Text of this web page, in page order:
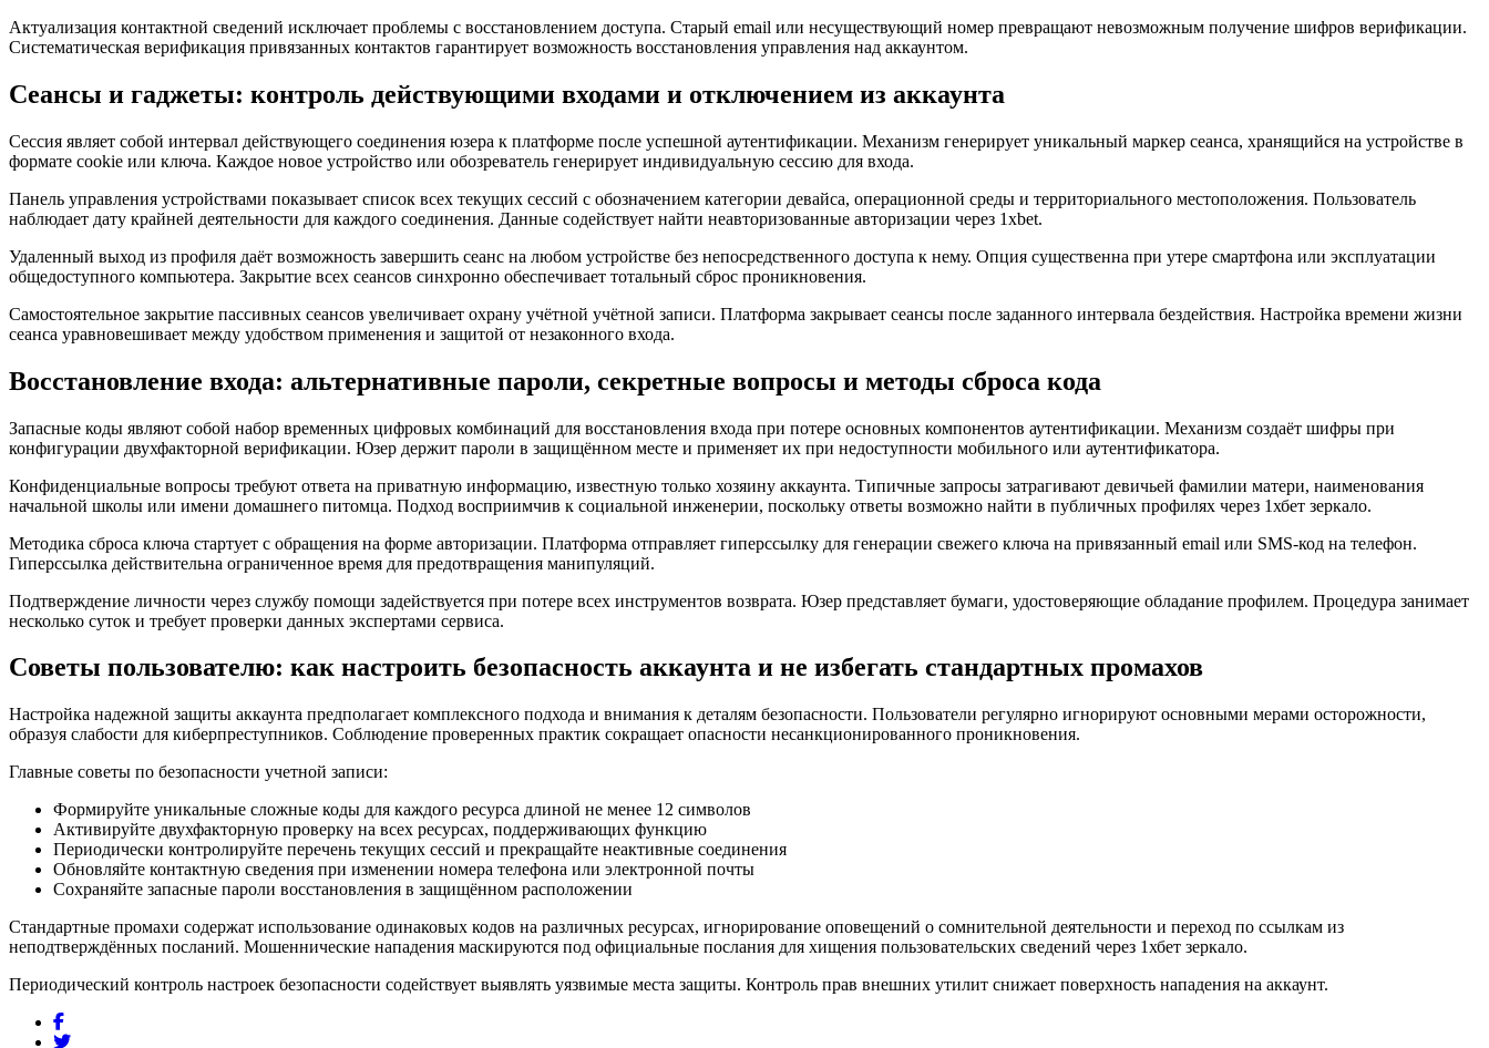
Актуализация контактной сведений исключает проблемы с восстановлением доступа. Старый email или несуществующий номер превращают невозможным получение шифров верификации.
Систематическая верификация привязанных контактов гарантирует возможность восстановления управления над аккаунтом.
Сеансы и гаджеты: контроль действующими входами и отключением из аккаунта
Сессия являет собой интервал действующего соединения юзера к платформе после успешной аутентификации. Механизм генерирует уникальный маркер сеанса, хранящийся на устройстве в
формате cookie или ключа. Каждое новое устройство или обозреватель генерирует индивидуальную сессию для входа.
Панель управления устройствами показывает список всех текущих сессий с обозначением категории девайса, операционной среды и территориального местоположения. Пользователь
наблюдает дату крайней деятельности для каждого соединения. Данные содействует найти неавторизованные авторизации через 1xbet.
Удаленный выход из профиля даёт возможность завершить сеанс на любом устройстве без непосредственного доступа к нему. Опция существенна при утере смартфона или эксплуатации
общедоступного компьютера. Закрытие всех сеансов синхронно обеспечивает тотальный сброс проникновения.
Самостоятельное закрытие пассивных сеансов увеличивает охрану учётной учётной записи. Платформа закрывает сеансы после заданного интервала бездействия. Настройка времени жизни
сеанса уравновешивает между удобством применения и защитой от незаконного входа.
Восстановление входа: альтернативные пароли, секретные вопросы и методы сброса кода
Запасные коды являют собой набор временных цифровых комбинаций для восстановления входа при потере основных компонентов аутентификации. Механизм создаёт шифры при
конфигурации двухфакторной верификации. Юзер держит пароли в защищённом месте и применяет их при недоступности мобильного или аутентификатора.
Конфиденциальные вопросы требуют ответа на приватную информацию, известную только хозяину аккаунта. Типичные запросы затрагивают девичьей фамилии матери, наименования
начальной школы или имени домашнего питомца. Подход восприимчив к социальной инженерии, поскольку ответы возможно найти в публичных профилях через 1хбет зеркало.
Методика сброса ключа стартует с обращения на форме авторизации. Платформа отправляет гиперссылку для генерации свежего ключа на привязанный email или SMS-код на телефон.
Гиперссылка действительна ограниченное время для предотвращения манипуляций.
Подтверждение личности через службу помощи задействуется при потере всех инструментов возврата. Юзер представляет бумаги, удостоверяющие обладание профилем. Процедура занимает
несколько суток и требует проверки данных экспертами сервиса.
Советы пользователю: как настроить безопасность аккаунта и не избегать стандартных промахов
Настройка надежной защиты аккаунта предполагает комплексного подхода и внимания к деталям безопасности. Пользователи регулярно игнорируют основными мерами осторожности,
образуя слабости для киберпреступников. Соблюдение проверенных практик сокращает опасности несанкционированного проникновения.
Главные советы по безопасности учетной записи:
Формируйте уникальные сложные коды для каждого ресурса длиной не менее 12 символов
Активируйте двухфакторную проверку на всех ресурсах, поддерживающих функцию
Периодически контролируйте перечень текущих сессий и прекращайте неактивные соединения
Обновляйте контактную сведения при изменении номера телефона или электронной почты
Сохраняйте запасные пароли восстановления в защищённом расположении
Стандартные промахи содержат использование одинаковых кодов на различных ресурсах, игнорирование оповещений о сомнительной деятельности и переход по ссылкам из
неподтверждённых посланий. Мошеннические нападения маскируются под официальные послания для хищения пользовательских сведений через 1хбет зеркало.
Периодический контроль настроек безопасности содействует выявлять уязвимые места защиты. Контроль прав внешних утилит снижает поверхность нападения на аккаунт.